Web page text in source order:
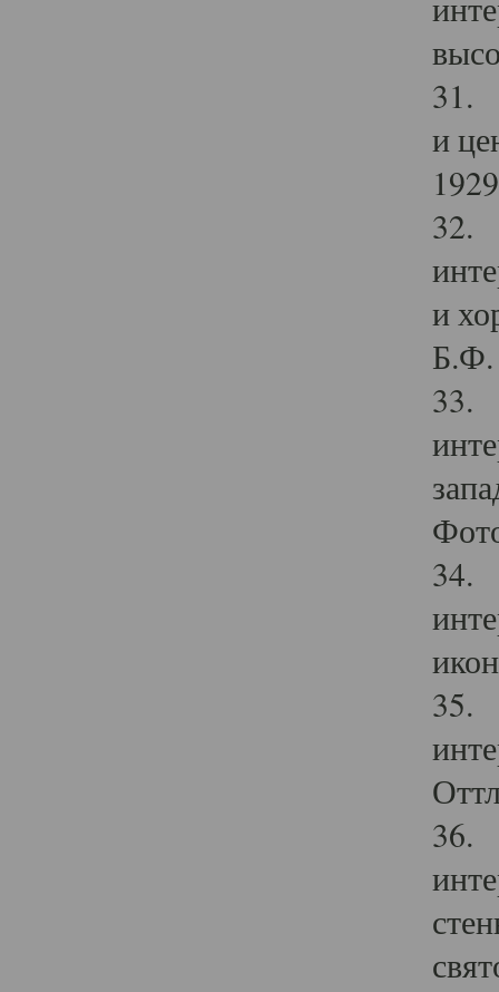
31.
и
32.
и
Б.Ф.
33.
34.
35.
36.